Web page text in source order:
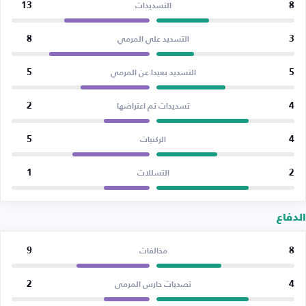
8 التسديدات 13
3 التسديد علي المرمي 8
5 التسديد بعيدا عن المرمي 5
4 تسديدات تم اعتراضها 2
4 الركنيات 5
2 التسللات 1
الدفاع
8 مخالفات 9
4 تصديات حارس المرمى 2